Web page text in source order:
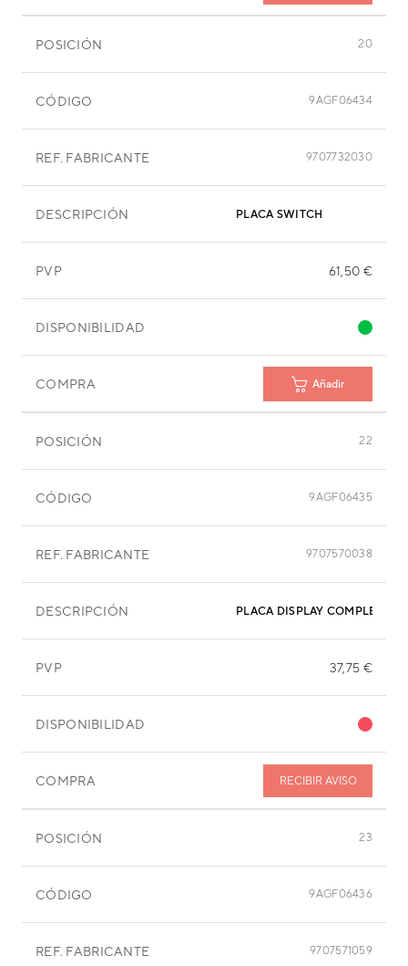
POSICIÓN 20
CÓDIGO 9AGF06434
REF. FABRICANTE 9707732030
DESCRIPCIÓN PLACA SWITCH
PVP 61,50 €
DISPONIBILIDAD
COMPRA Añadir
POSICIÓN 22
CÓDIGO 9AGF06435
REF. FABRICANTE 9707570038
DESCRIPCIÓN PLACA DISPLAY COMPLETO
PVP 37,75 €
DISPONIBILIDAD
COMPRA RECIBIR AVISO
POSICIÓN 23
CÓDIGO 9AGF06436
REF. FABRICANTE 9707571059